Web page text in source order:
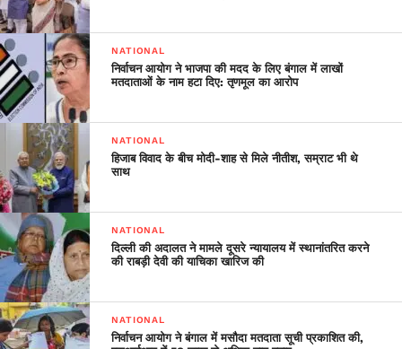
NATIONAL
निर्वाचन आयोग ने भाजपा की मदद के लिए बंगाल में लाखों
मतदाताओं के नाम हटा दिए: तृणमूल का आरोप
NATIONAL
हिजाब विवाद के बीच मोदी-शाह से मिले नीतीश, सम्राट भी थे
साथ
NATIONAL
दिल्ली की अदालत ने मामले दूसरे न्यायालय में स्थानांतरित करने
की राबड़ी देवी की याचिका खारिज की
NATIONAL
निर्वाचन आयोग ने बंगाल में मसौदा मतदाता सूची प्रकाशित की,